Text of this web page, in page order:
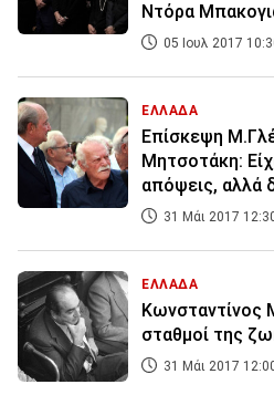
Ντόρα
05 Ιουλ 2017
ΕΛΛΑΔΑ
Επίσκεψη
Μητσοτάκη:
απόψεις, αλλά
31 Μάι 2017
ΕΛΛΑΔΑ
Κωνσταντίνος
σταθμοί της
31 Μάι 2017